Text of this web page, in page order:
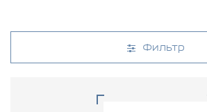
Фильтр